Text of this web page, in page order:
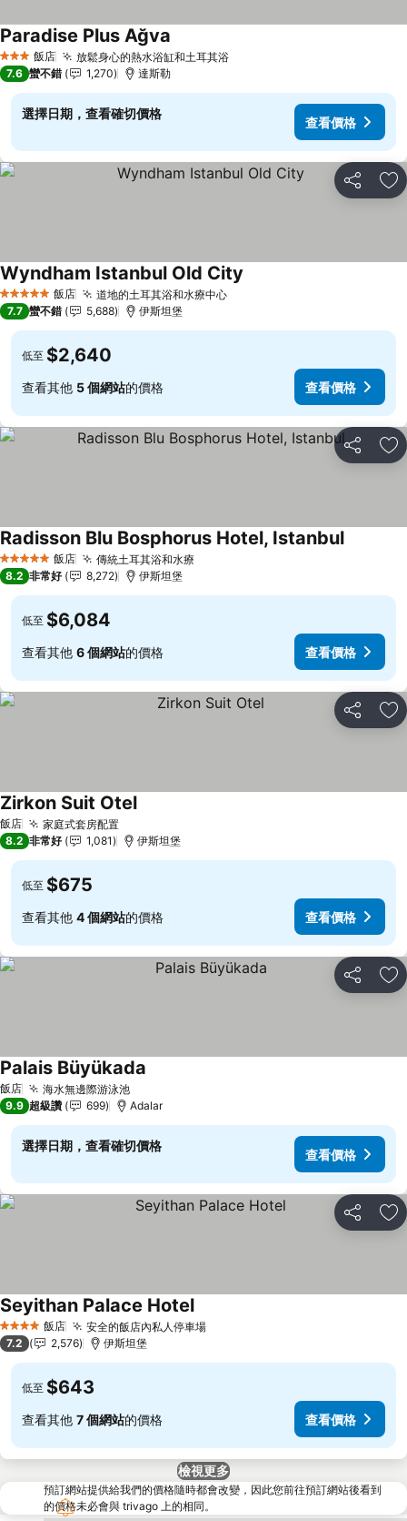
3 星級 飯店 放鬆身心的熱水浴缸和土耳其浴
Paradise Plus Ağva
7.6 蠻不錯 1,270 達斯勒
選擇日期，查看確切價格
查看價格
分享 加
5 星級 飯店 道地的土耳其浴和水療中心
Wyndham Istanbul Old City
7.7 蠻不錯 5,688 伊斯坦堡
低至 $2,640
查看其他 5 個網站的價格 查看價格
分享 加
5 星級 飯店 傳統土耳其浴和水療
Radisson Blu Bosphorus Hotel, Istanbul
8.2 非常好 8,272 伊斯坦堡
低至 $6,084
查看其他 6 個網站的價格 查看價格
分享 加
飯店 家庭式套房配置
Zirkon Suit Otel
8.2 非常好 1,081 伊斯坦堡
低至 $675
查看其他 4 個網站的價格 查看價格
分享 加
飯店 海水無邊際游泳池
Palais Büyükada
9.9 超級讚 699 Adalar
選擇日期，查看確切價格
查看價格
分享 加
4 星級 飯店 安全的飯店內私人停車場
Seyithan Palace Hotel
7.2 2,576 伊斯坦堡
低至 $643
查看其他 7 個網站的價格 查看價格
檢視更多
預訂網站提供給我們的價格隨時都會改變，因此您前往預訂網站後看到
的價格未必會與 trivago 上的相同。